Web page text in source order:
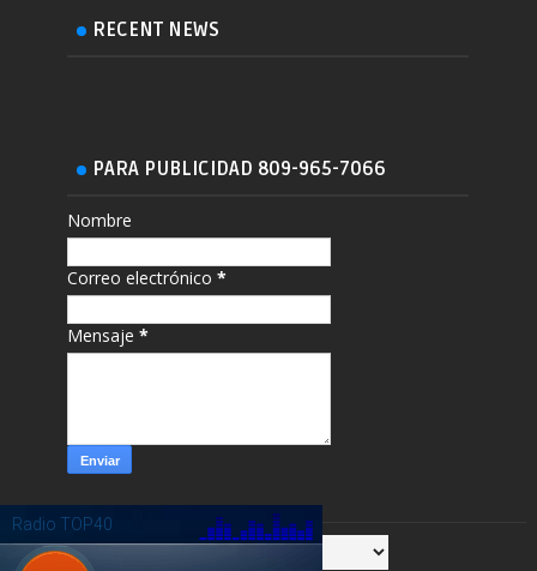
RECENT NEWS
PARA PUBLICIDAD 809-965-7066
Nombre
Correo electrónico*
Mensaje*